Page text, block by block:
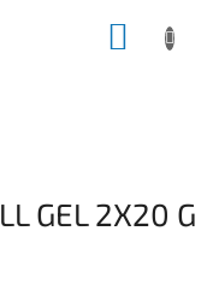
GEL 2X20 G